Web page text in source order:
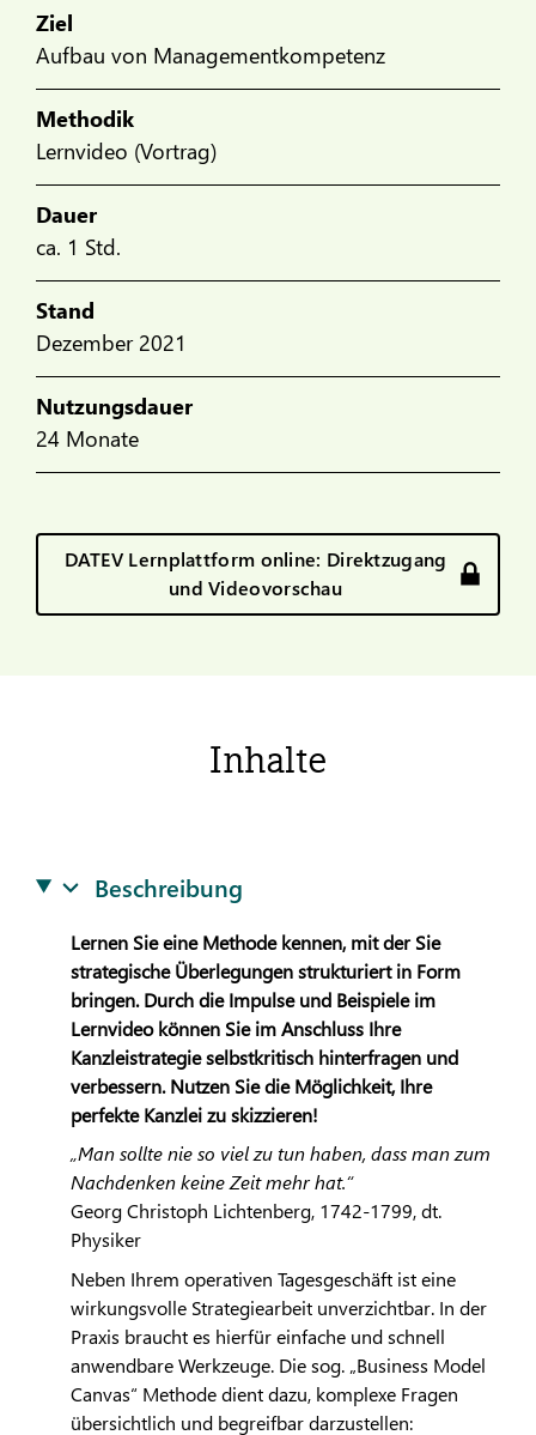
Ziel
Aufbau von Managementkompetenz
Methodik
Lernvideo (Vortrag)
Dauer
ca. 1 Std.
Stand
Dezember 2021
Nutzungsdauer
24 Monate
DATEV Lernplattform online: Direktzugang
und Videovorschau
Inhalte
Beschreibung
Lernen Sie eine Methode kennen, mit der Sie
strategische Überlegungen strukturiert in Form
bringen. Durch die Impulse und Beispiele im
Lernvideo können Sie im Anschluss Ihre
Kanzleistrategie selbstkritisch hinterfragen und
verbessern. Nutzen Sie die Möglichkeit, Ihre
perfekte Kanzlei zu skizzieren!
„Man sollte nie so viel zu tun haben, dass man zum
Nachdenken keine Zeit mehr hat.“
Georg Christoph Lichtenberg, 1742-1799, dt.
Physiker
Neben Ihrem operativen Tagesgeschäft ist eine
wirkungsvolle Strategiearbeit unverzichtbar. In der
Praxis braucht es hierfür einfache und schnell
anwendbare Werkzeuge. Die sog. „Business Model
Canvas“ Methode dient dazu, komplexe Fragen
übersichtlich und begreifbar darzustellen: